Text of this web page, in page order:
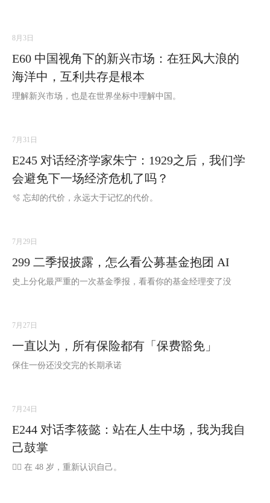
E60 中国视角下的新兴市场：在狂风大浪的
海洋中，互利共存是根本
8月3日
理解新兴市场，也是在世界坐标中理解中国。
E245 对话经济学家朱宁：1929之后，我们学
会避免下一场经济危机了吗？
7月31日
🫧 忘却的代价，永远大于记忆的代价。
299 二季报披露，怎么看公募基金抱团 AI
7月29日
史上分化最严重的一次基金季报，看看你的基金经理变了没
一直以为，所有保险都有「保费豁免」
7月27日
保住一份还没交完的长期承诺
E244 对话李筱懿：站在人生中场，我为我自
己鼓掌
7月24日
🏃‍♀️ 在 48 岁，重新认识自己。